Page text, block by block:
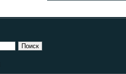
Поиск